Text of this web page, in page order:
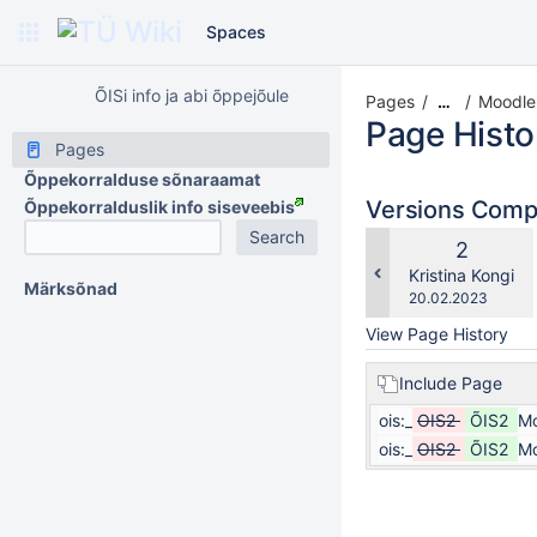
Spaces
ÕISi info ja abi õppejõule
Pages
Õppekorralduse sõnaraamat
Õppekorralduslik info siseveebis
Märksõnad
Pages …
Page
Versions
Old
Version
2
Kristina Kongi
Saved
20.02.2023
View Page History
Include Page
ois:_
OIS2 ÕIS2
ois:_
OIS2 ÕIS2